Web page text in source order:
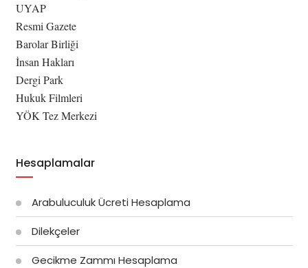
UYAP
Resmi Gazete
Barolar Birliği
İnsan Hakları
Dergi Park
Hukuk Filmleri
YÖK Tez Merkezi
Hesaplamalar
Arabuluculuk Ücreti Hesaplama
Dilekçeler
Gecikme Zammı Hesaplama